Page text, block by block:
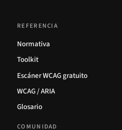
REFERENCIA
Normativa
Toolkit
Escáner WCAG gratuito
WCAG / ARIA
Glosario
COMUNIDAD